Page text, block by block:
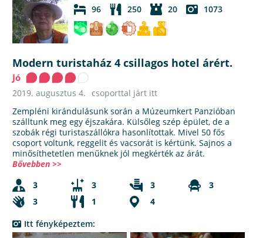
96
250 20 1073
Modern turistaház 4 csillagos hotel árért.
Jó
2019. augusztus 4.
csoporttal járt itt
Zempléni kirándulásunk során a Múzeumkert Panzióban
szálltunk meg egy éjszakára. Külsőleg szép épület, de a
szobák régi turistaszállókra hasonlítottak. Mivel 50 fős
csoport voltunk, reggelit és vacsorát is kértünk. Sajnos a
minősíthetetlen menűknek jól megkérték az árát.
Bővebben >>
3
3 3
3
3
1
4
Itt fényképeztem: